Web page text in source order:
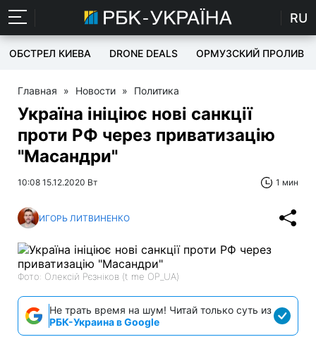
RU
ОБСТРЕЛ КИЕВА DRONE DEALS ОРМУЗСКИЙ ПРОЛИВ
Главная » Новости » Политика
Україна ініціює нові санкції
проти РФ через приватизацію
"Масандри"
10:08 15.12.2020 Вт 1 мин
ИГОРЬ ЛИТВИНЕНКО
Фото: Олексій Рєзніков (t me OP_UA)
Не трать время на шум! Читай только суть из
РБК-Украина в Google